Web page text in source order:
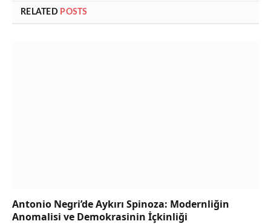
RELATED POSTS
Antonio Negri’de Aykırı Spinoza: Modernliğin
Anomalisi ve Demokrasinin İçkinliği